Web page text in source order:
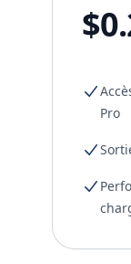
Pro